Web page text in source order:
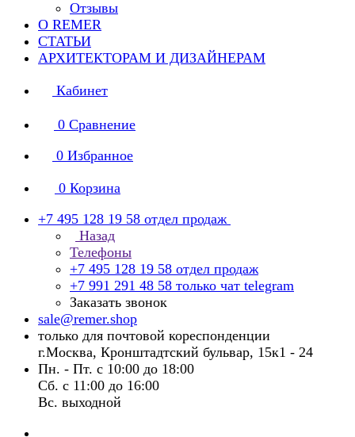
Отзывы
О REMER
СТАТЬИ
АРХИТЕКТОРАМ И ДИЗАЙНЕРАМ
Кабинет
0 Сравнение
0 Избранное
0 Корзина
+7 495 128 19 58 отдел продаж
Назад
Телефоны
+7 495 128 19 58 отдел продаж
+7 991 291 48 58 только чат telegram
Заказать звонок
sale@remer.shop
только для почтовой кореспонденции
г.Москва, Кронштадтский бульвар, 15к1 - 24
Пн. - Пт. с 10:00 до 18:00
Сб. с 11:00 до 16:00
Вс. выходной